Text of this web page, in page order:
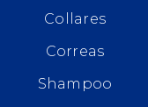
Collares
Correas
Shampoo